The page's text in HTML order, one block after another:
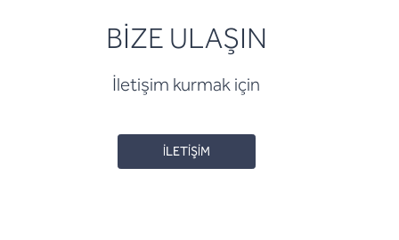
BİZE ULAŞIN
İletişim kurmak için
İLETİŞİM